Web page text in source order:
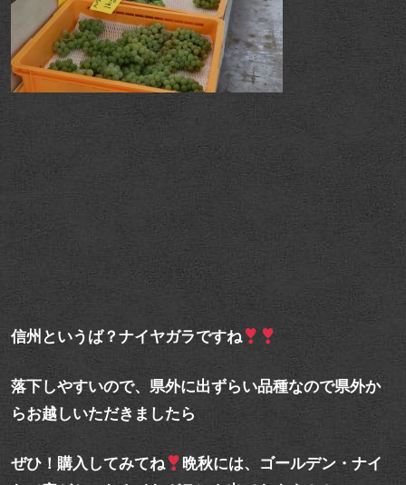
信州というば？ナイヤガラですね
落下しやすいので、県外に出ずらい品種なので県外か
らお越しいただきましたら
ぜひ！購入してみてね
晩秋には、ゴールデン・ナイ